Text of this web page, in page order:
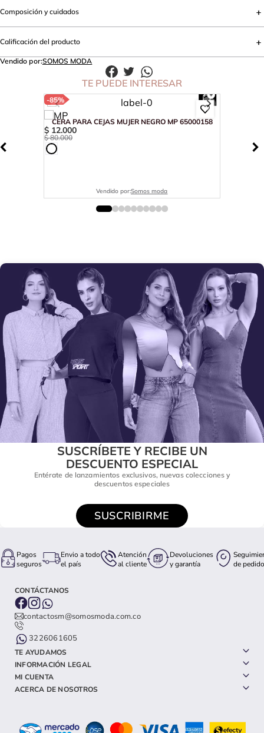
Composición y cuidados
Calificación del producto
Vendido por:SOMOS MODA
TE PUEDE INTERESAR
-85%
CERA PARA CEJAS MUJER NEGRO MP 65000158
$ 12.000
$ 80.000
Vendido por:Somos moda
SUSCRÍBETE Y RECIBE UN
DESCUENTO ESPECIAL
Entérate de lanzamientos exclusivos, nuevas colecciones y
descuentos especiales
SUSCRIBIRME
Pagos
seguros
Envio a todo
el país
Atención
al cliente
Devoluciones
y garantía
de pedido
CONTÁCTANOS
contactosm@somosmoda.com.co
3226061605
TE AYUDAMOS
INFORMACIÓN LEGAL
MI CUENTA
ACERCA DE NOSOTROS